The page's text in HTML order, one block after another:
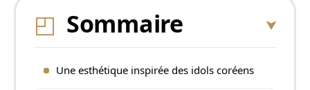
Sommaire
Une esthétique inspirée des idols coréens